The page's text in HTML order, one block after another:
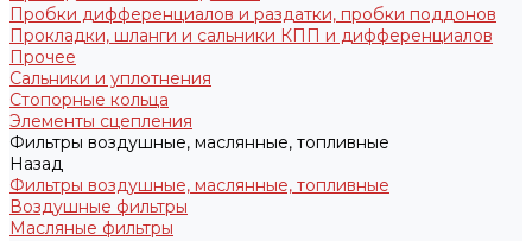
Пробки дифференциалов и раздатки, пробки поддонов
Прокладки, шланги и сальники КПП и дифференциалов
Прочее
Сальники и уплотнения
Стопорные кольца
Элементы сцепления
Фильтры воздушные, маслянные, топливные
Назад
Фильтры воздушные, маслянные, топливные
Воздушные фильтры
Масляные фильтры